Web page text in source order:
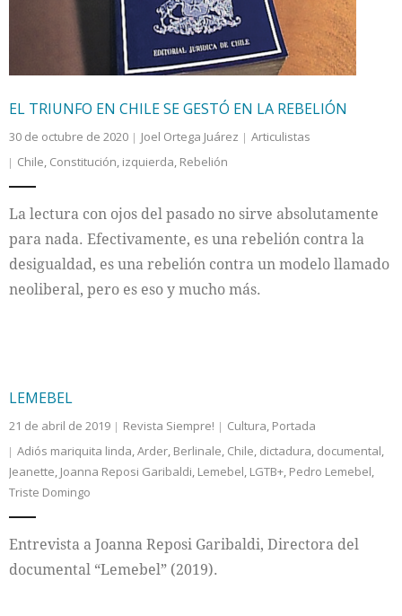
EL TRIUNFO EN CHILE SE GESTÓ EN LA REBELIÓN
30 de octubre de 2020 Joel Ortega Juárez
Articulistas
Chile, Constitución, izquierda, Rebelión
La lectura con ojos del pasado no sirve absolutamente
para nada. Efectivamente, es una rebelión contra la
desigualdad, es una rebelión contra un modelo llamado
neoliberal, pero es eso y mucho más.
LEMEBEL
21 de abril de 2019 Revista Siempre! Cultura, Portada
Adiós mariquita linda,Arder, Berlinale, Chile, dictadura, documental,
Jeanette, Joanna Reposi Garibaldi, Lemebel, LGTB+, Pedro Lemebel,
Triste Domingo
Entrevista a Joanna Reposi Garibaldi, Directora del
documental “Lemebel” (2019).